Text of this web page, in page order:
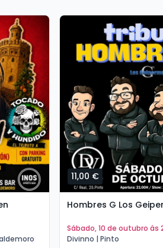
11,00 €
Hombres G Los
sábado, 10 de outubro ás
Divinno | Pinto